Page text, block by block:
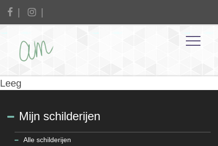
Leeg
Mijn schilderijen
Alle schilderijen